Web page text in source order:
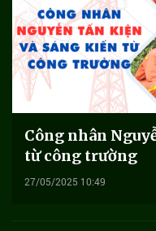
Công nhân
từ công trường
27/05/2025 10:49